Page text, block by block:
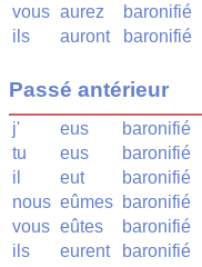
vous aurez
baronifié
ils
auront baronifié
Passé antérieur
j' eus
baronifié
tu
eus
baronifié
il
eut
baronifié
nous eûmes baronifié
vous eûtes
baronifié
ils
eurent baronifié